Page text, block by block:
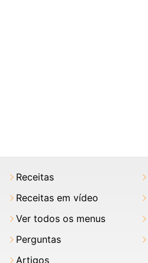
Receitas
Receitas em vídeo
Ver todos os menus
Perguntas
Artigos